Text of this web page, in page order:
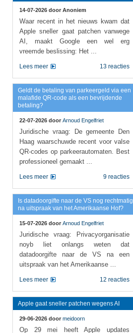
14-07-2026 door Anoniem
Waar recent in het nieuws kwam dat
Apple sneller gaat patchen vanwege
AI, maakt Google een wel erg
vreemde beslissing: Het ...
13 reacties
Lees meer
Geldt de betaling van parkeergeld via een
malafide QR-code als een bevrijdende
betaling?
22-07-2026 door Arnoud Engelfriet
Juridische vraag: De gemeente Den
Haag waarschuwde recent voor valse
QR-codes op parkeerautomaten. Best
professioneel gemaakt ...
9 reacties
Lees meer
Is datadoorgifte naar de VS nog rechtmatig
na uitspraak van het Amerikaanse Hof?
15-07-2026 door Arnoud Engelfriet
Juridische vraag: Privacyorganisatie
noyb liet onlangs weten dat
datadoorgifte naar de VS na een
uitspraak van het Amerikaanse ...
12 reacties
Lees meer
Apple gaat sneller patchen wegens AI
29-06-2026 door meidoorn
Op 29 mei heeft Apple updates